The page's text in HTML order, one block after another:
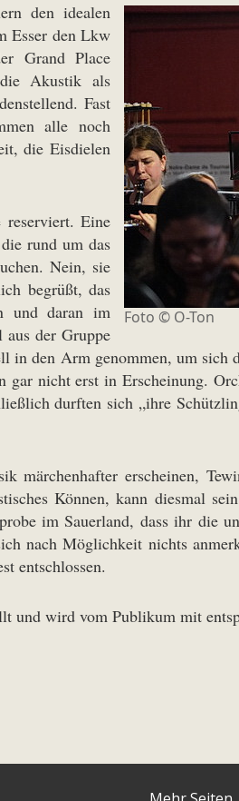
Foto © O-Ton
den idealen
Esser den Lkw
Grand Place
Akustik als
Fast
alle noch
die Eisdielen
Eine
rund um das
Nein, sie
begrüßt, das
und daran im
der Gruppe
den Arm genommen, um sich
nicht erst in Erscheinung.
durften sich „ihre
erscheinen,
Können, kann diesmal
im Sauerland, dass ihr die
nach Möglichkeit nichts
entschlossen.
und wird vom Publikum mit